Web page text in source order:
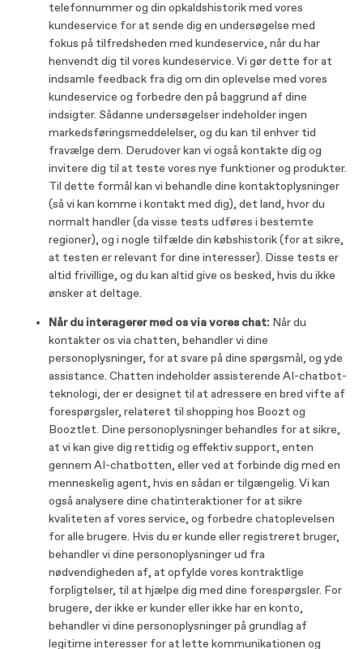
telefonnummer og din opkaldshistorik med vores
kundeservice for at sende dig en undersøgelse med
fokus på tilfredsheden med kundeservice, når du har
henvendt dig til vores kundeservice. Vi gør dette for at
indsamle feedback fra dig om din oplevelse med vores
kundeservice og forbedre den på baggrund af dine
indsigter. Sådanne undersøgelser indeholder ingen
markedsføringsmeddelelser, og du kan til enhver tid
fravælge dem. Derudover kan vi også kontakte dig og
invitere dig til at teste vores nye funktioner og produkter.
Til dette formål kan vi behandle dine kontaktoplysninger
(så vi kan komme i kontakt med dig), det land, hvor du
normalt handler (da visse tests udføres i bestemte
regioner), og i nogle tilfælde din købshistorik (for at sikre,
at testen er relevant for dine interesser). Disse tests er
altid frivillige, og du kan altid give os besked, hvis du ikke
ønsker at deltage.
Når du interagerer med os via vores chat: Når du
kontakter os via chatten, behandler vi dine
personoplysninger, for at svare på dine spørgsmål, og yde
assistance. Chatten indeholder assisterende AI-chatbot-
teknologi, der er designet til at adressere en bred vifte af
forespørgsler, relateret til shopping hos Boozt og
Booztlet. Dine personoplysninger behandles for at sikre,
at vi kan give dig rettidig og effektiv support, enten
gennem AI-chatbotten, eller ved at forbinde dig med en
menneskelig agent, hvis en sådan er tilgængelig. Vi kan
også analysere dine chatinteraktioner for at sikre
kvaliteten af vores service, og forbedre chatoplevelsen
for alle brugere. Hvis du er kunde eller registreret bruger,
behandler vi dine personoplysninger ud fra
nødvendigheden af, at opfylde vores kontraktlige
forpligtelser, til at hjælpe dig med dine forespørgsler. For
brugere, der ikke er kunder eller ikke har en konto,
behandler vi dine personoplysninger på grundlag af
legitime interesser for at lette kommunikationen og